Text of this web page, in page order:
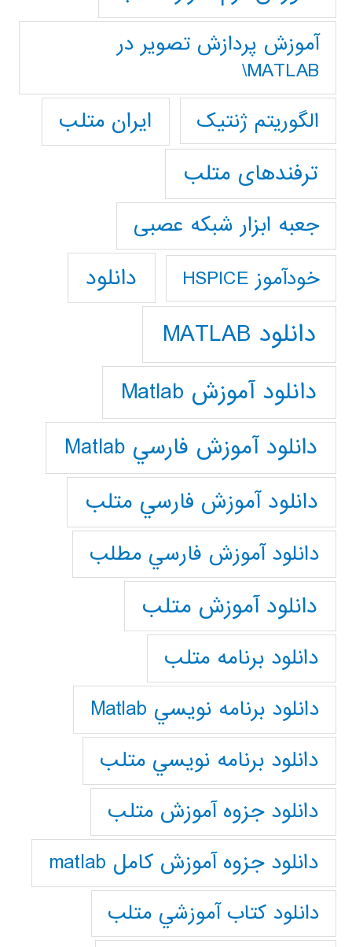
آموزش پردازش تصوير در
MATLAB\
الگوریتم ژنتیک
ایران متلب
ترفندهای متلب
جعبه ابزار شبکه عصبی
خودآموز HSPICE دانلود
دانلود MATLAB
دانلود آموزش Matlab
دانلود آموزش فارسي Matlab
دانلود آموزش فارسي متلب
دانلود آموزش فارسي مطلب
دانلود آموزش متلب
دانلود برنامه متلب
دانلود برنامه نويسي Matlab
دانلود برنامه نويسي متلب
دانلود جزوه آموزش متلب
دانلود جزوه آموزش کامل matlab
دانلود كتاب آموزشي متلب